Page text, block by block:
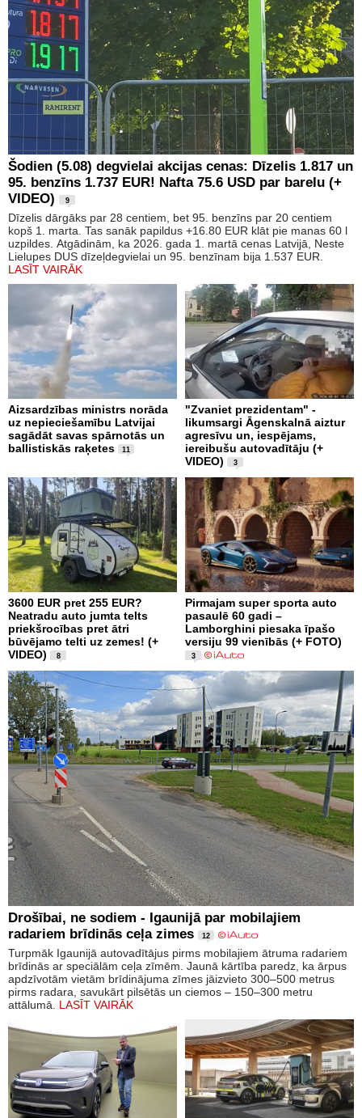
Šodien (5.08) degvielai akcijas cenas: Dīzelis 1.817 un
95. benzīns 1.737 EUR! Nafta 75.6 USD par barelu (+
VIDEO)
9
Dīzelis dārgāks par 28 centiem, bet 95. benzīns par 20 centiem
kopš 1. marta. Tas sanāk papildus +16.80 EUR klāt pie manas 60 l
uzpildes. Atgādinām, ka 2026. gada 1. martā cenas Latvijā, Neste
Lielupes DUS dīzeļdegvielai un 95. benzīnam bija 1.537 EUR.
LASĪT VAIRĀK
Aizsardzības ministrs norāda
uz nepieciešamību Latvijai
sagādāt savas spārnotās un
ballistiskās raķetes
11
"Zvaniet prezidentam" -
likumsargi Āgenskalnā aiztur
agresīvu un, iespējams,
iereibušu autovadītāju (+
VIDEO)
3
3600 EUR pret 255 EUR?
Neatradu auto jumta telts
priekšrocības pret ātri
būvējamo telti uz zemes! (+
VIDEO)
8
Pirmajam super sporta auto
pasaulē 60 gadi –
Lamborghini piesaka īpašo
versiju 99 vienībās (+ FOTO)
3
Drošībai, ne sodiem - Igaunijā par mobilajiem
radariem brīdinās ceļa zimes
12
Turpmāk Igaunijā autovadītājus pirms mobilajiem ātruma radariem
brīdinās ar speciālām ceļa zīmēm. Jaunā kārtība paredz, ka ārpus
apdzīvotām vietām brīdinājuma zīmes jāizvieto 300–500 metrus
pirms radara, savukārt pilsētās un ciemos – 150–300 metru
attālumā. LASĪT VAIRĀK